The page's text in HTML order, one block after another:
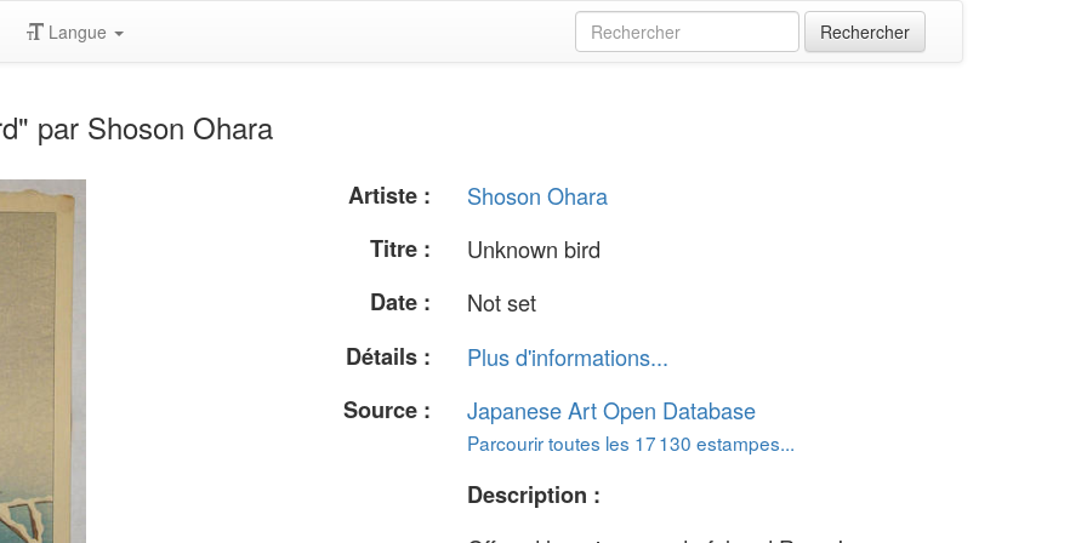
Langue
par Shoson Ohara
Artiste :
Shoson Ohara
Titre :
Unknown bird
Date :
Not set
Détails :
Plus d'informations...
Source :
Japanese Art Open Database
Parcourir toutes les 17 130 estampes...
Description :